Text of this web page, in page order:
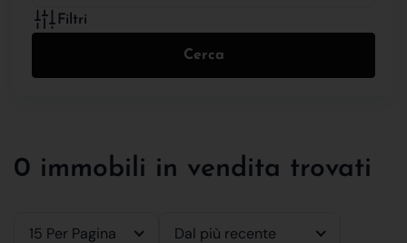
Filtri
Cerca
0 immobili in vendita trovati
15 Per Pagina Dal più recente